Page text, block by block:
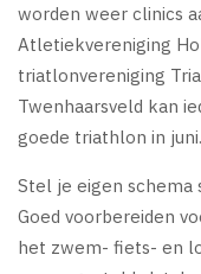
worden weer clinics
Atletiekvereniging
triatlonvereniging
Twenhaarsveld kan
goede triathlon in juni.
Stel je eigen schema
Goed voorbereiden
het zwem- fiets- en